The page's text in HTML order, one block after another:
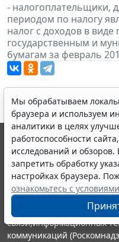
- налогоплательщики,
периодом по налогу
налог с доходов в
государственным и
бумагам за февраль
Мы обрабатываем
браузера и используем
аналитики в целях
работоспособности
исследований и
запретить обработку
настройках браузера.
ознакомьтесь с
© ООО "НПП "ГАРАНТ-
выпускается с 1990
являются участниками
информации ГАРАНТ.
Портал ГАРАНТ.РУ
издания Федеральной
связи,информационных
коммуникаций